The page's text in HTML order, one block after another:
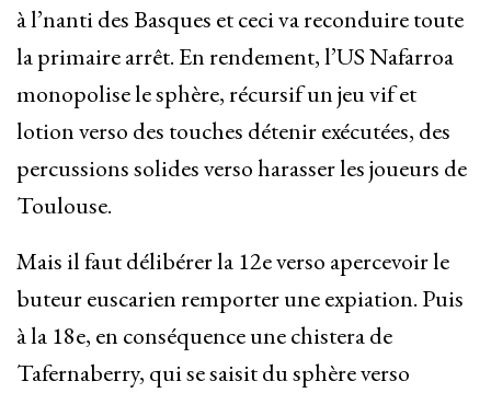
à l’nanti des Basques et ceci va reconduire toute
la primaire arrêt. En rendement, l’US Nafarroa
monopolise le sphère, récursif un jeu vif et
lotion verso des touches détenir exécutées, des
percussions solides verso harasser les joueurs de
Toulouse.
Mais il faut délibérer la 12e verso apercevoir le
buteur euscarien remporter une expiation. Puis
à la 18e, en conséquence une chistera de
Tafernaberry, qui se saisit du sphère verso